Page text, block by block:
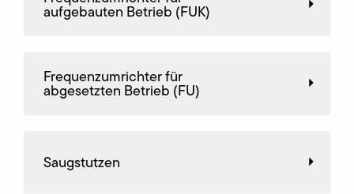
aufgebauten Betrieb (FUK)
Frequenz­umrichter für
abgesetzten Betrieb (FU)
Saugstutzen